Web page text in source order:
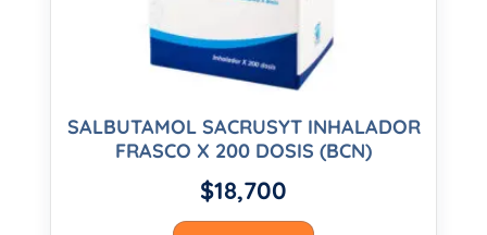
SALBUTAMOL SACRUSYT INHALADOR
FRASCO X 200 DOSIS (BCN)
$18,700